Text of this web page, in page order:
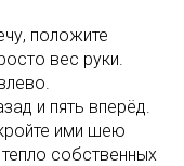
положите
вес руки.
и пять вперёд.
ими шею
собственных